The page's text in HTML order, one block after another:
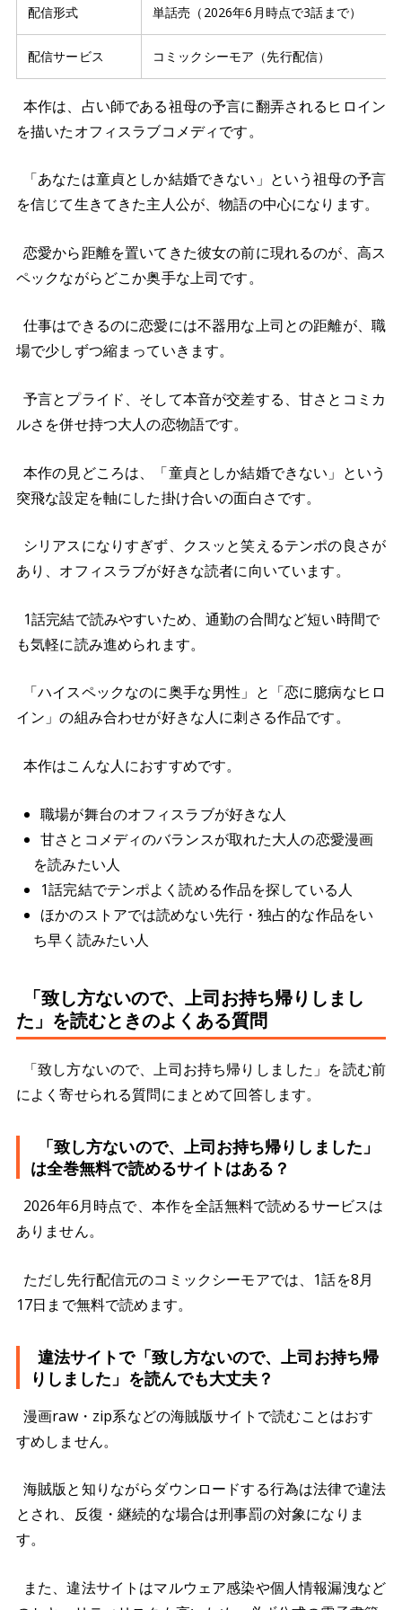
配信形式 単話売（2026年6月時点で3話まで）
配信サービス コミックシーモア（先行配信）
本作は、占い師である祖母の予言に翻弄されるヒロイン
を描いたオフィスラブコメディです。
「あなたは童貞としか結婚できない」という祖母の予言
を信じて生きてきた主人公が、物語の中心になります。
恋愛から距離を置いてきた彼女の前に現れるのが、高ス
ペックながらどこか奥手な上司です。
仕事はできるのに恋愛には不器用な上司との距離が、職
場で少しずつ縮まっていきます。
予言とプライド、そして本音が交差する、甘さとコミカ
ルさを併せ持つ大人の恋物語です。
本作の見どころは、「童貞としか結婚できない」という
突飛な設定を軸にした掛け合いの面白さです。
シリアスになりすぎず、クスッと笑えるテンポの良さが
あり、オフィスラブが好きな読者に向いています。
1話完結で読みやすいため、通勤の合間など短い時間で
も気軽に読み進められます。
「ハイスペックなのに奥手な男性」と「恋に臆病なヒロ
イン」の組み合わせが好きな人に刺さる作品です。
本作はこんな人におすすめです。
職場が舞台のオフィスラブが好きな人
甘さとコメディのバランスが取れた大人の恋愛漫画
を読みたい人
1話完結でテンポよく読める作品を探している人
ほかのストアでは読めない先行・独占的な作品をい
ち早く読みたい人
「致し方ないので、上司お持ち帰りしまし
た」を読むときのよくある質問
「致し方ないので、上司お持ち帰りしました」を読む前
によく寄せられる質問にまとめて回答します。
「致し方ないので、上司お持ち帰りしました」
は全巻無料で読めるサイトはある？
2026年6月時点で、本作を全話無料で読めるサービスは
ありません。
ただし先行配信元のコミックシーモアでは、1話を8月
17日まで無料で読めます。
違法サイトで「致し方ないので、上司お持ち帰
りしました」を読んでも大丈夫？
漫画raw・zip系などの海賊版サイトで読むことはおす
すめしません。
海賊版と知りながらダウンロードする行為は法律で違法
とされ、反復・継続的な場合は刑事罰の対象になりま
す。
また、違法サイトはマルウェア感染や個人情報漏洩など